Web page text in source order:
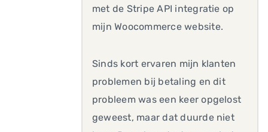
met de Stripe API integratie op
mijn Woocommerce website.
Sinds kort ervaren mijn klanten
problemen bij betaling en dit
probleem was een keer opgelost
geweest, maar dat duurde niet